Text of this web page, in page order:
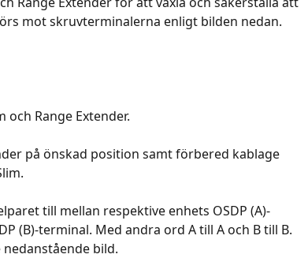
mot skruvterminalerna enligt bilden nedan.
Range Extender.
på önskad position samt förbered kablage
till mellan respektive enhets OSDP (A)-
(B)-terminal. Med andra ord A till A och B till B.
nedanstående bild.